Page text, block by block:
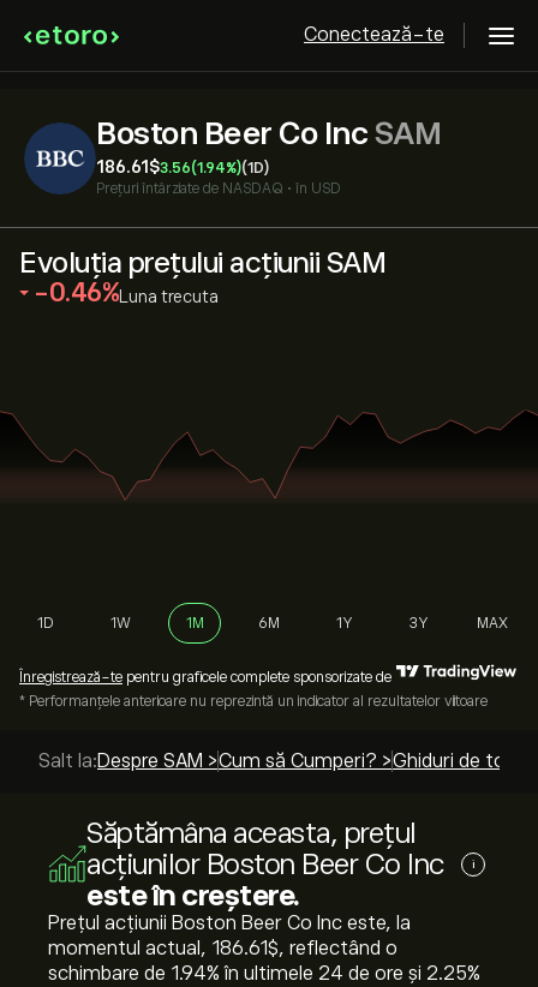
Conectează-te
Boston Beer Co Inc SAM
186.61‎$‎3.56(1.94%)(1D)
Prețuri întârziate de NASDAQ • în USD
Evoluția prețului acțiunii SAM
‎-0.46‎ Luna trecuta
1D 1W 1M 6M 1Y 3Y MAX
Înregistrează-te pentru graficele complete sponsorizate de
* Performanțele anterioare nu reprezintă un indicator al rezultatelor viitoare
Salt la:Despre SAM >Cum să Cumperi? >Ghiduri de top >
Săptămâna aceasta, prețul
acțiunilor Boston Beer Co Inc
este în creștere.
i
Prețul acțiunii Boston Beer Co Inc este, la
momentul actual, 186.61‎$‎, reflectând o
schimbare de ‎1.94‎% în ultimele 24 de ore și ‎2.25‎%